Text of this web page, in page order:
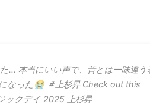
… 本当にいい声で、昔とは一味違う
なった😭 ＃上杉昇 Check out this
ックデイ 2025 上杉昇